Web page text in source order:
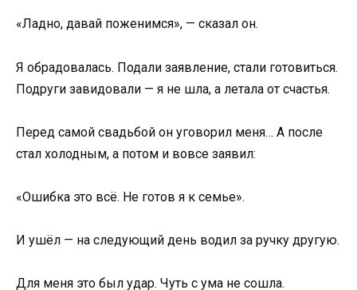
«Ладно, давай поженимся», — сказал он.
Я обрадовалась. Подали заявление, стали готовиться.
Подруги завидовали — я не шла, а летала от счастья.
Перед самой свадьбой он уговорил меня… А после
стал холодным, а потом и вовсе заявил:
«Ошибка это всё. Не готов я к семье».
И ушёл — на следующий день водил за ручку другую.
Для меня это был удар. Чуть с ума не сошла.